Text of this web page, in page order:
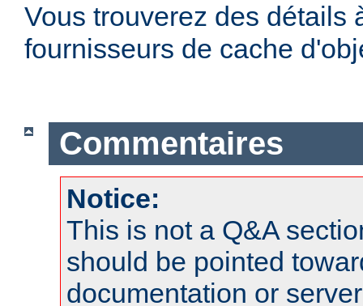
Vous trouverez des détails
fournisseurs de cache
Commentaires
Notice:
This is not a Q&A
should be pointed
documentation or